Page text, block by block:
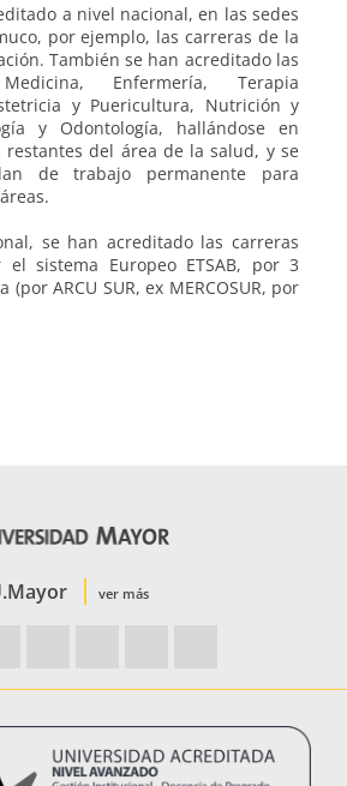
a nivel nacional, en las sedes
por ejemplo, las carreras de la
También se han acreditado las
Enfermería, Terapia
y Puericultura, Nutrición y
y Odontología, hallándose en
restantes del área de la salud, y se
de trabajo permanente para
se han acreditado las carreras
el sistema Europeo ETSAB, por 3
ARCU SUR, ex MERCOSUR, por
ver más